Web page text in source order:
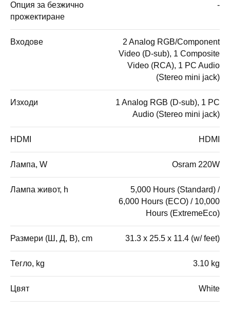
Опция за безжично
прожектиране
-
Входове
2 Analog RGB/Component
Video (D-sub), 1 Composite
Video (RCA), 1 PC Audio
(Stereo mini jack)
Изходи
1 Analog RGB (D-sub), 1 PC
Audio (Stereo mini jack)
HDMI HDMI
Лампа, W Osram 220W
Лампа живот, h
5,000 Hours (Standard) /
6,000 Hours (ECO) / 10,000
Hours (ExtremeEco)
Размери (Ш, Д, В), cm 31.3 x 25.5 x 11.4 (w/ feet)
Тегло, kg 3.10 kg
Цвят White